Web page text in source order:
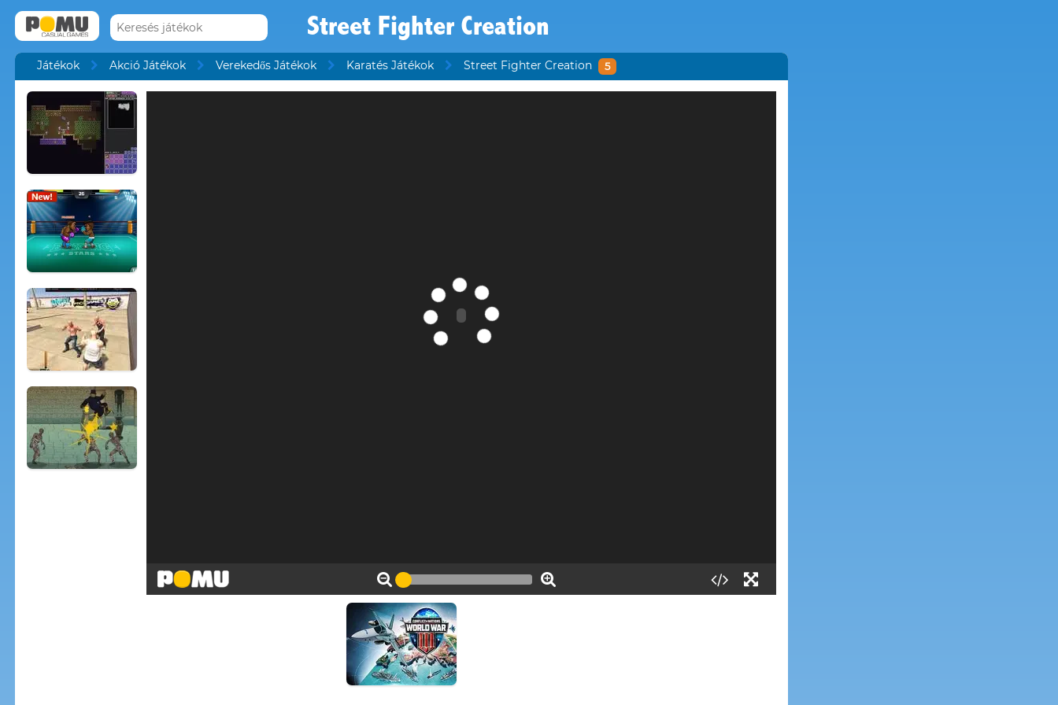
Street Fighter Creation
Játékok Akció Játékok Verekedős Játékok Karatés Játékok Street Fighter Creation 5